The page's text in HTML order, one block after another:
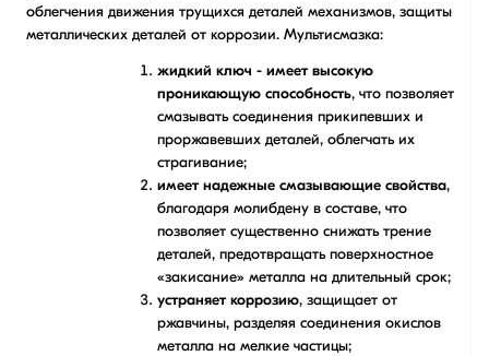
облегчения движения трущихся деталей механизмов, защиты
металлических деталей от коррозии. Мультисмазка:
жидкий ключ - имеет высокую
проникающую способность, что позволяет
смазывать соединения прикипевших и
проржавевших деталей, облегчать их
страгивание;
имеет надежные смазывающие свойства,
благодаря молибдену в составе, что
позволяет существенно снижать трение
деталей, предотвращать поверхностное
«закисание» металла на длительный срок;
устраняет коррозию, защищает от
ржавчины, разделяя соединения окислов
металла на мелкие частицы;